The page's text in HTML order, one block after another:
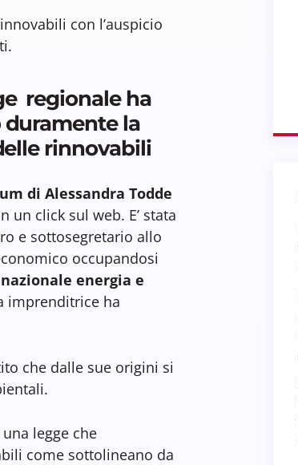
con l’auspicio
regionale ha
la
rinnovabili
di Alessandra Todde
un click sul web. E’ stata
e sottosegretario allo
occupandosi
energia e
imprenditrice ha
che dalle sue origini si
legge che
come sottolineano da